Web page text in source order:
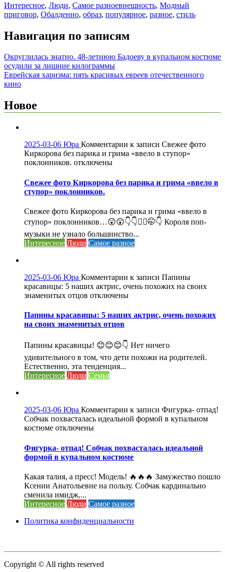
Интересное, Люди, Самое разноевнешность, Модный
приговор, Обалденно, образ, популярное, разное, стиль
Навигация по записям
Округлилась знатно. 48-летнюю Бадоеву в купальном костюме
осудили за лишние килограммы
Еврейская харизма: пять красивых евреев отечественного
кино
Новое
2025-03-06 Юра Комментарии к записи Свежее фото
Киркорова без парика и грима «ввело в ступор»
поклонников. отключены
Свежее фото Киркорова без парика и грима «ввело в
ступор» поклонников.
Свежее фото Киркорова без парика и грима «ввело в
ступор» поклонников…😲😲👇👇🤦‍♀️🤭👇 Короля поп-
музыки не узнало большинство...
Интересное Люди Самое разное
2025-03-06 Юра Комментарии к записи Папины
красавицы: 5 наших актрис, очень похожих на своих
знаменитых отцов отключены
Папины красавицы: 5 наших актрис, очень похожих
на своих знаменитых отцов
Папины красавицы! 😊😊😊👇 Нет ничего
удивительного в том, что дети похожи на родителей.
Естественно, эта тенденция...
Интересное Люди Семья
2025-03-06 Юра Комментарии к записи Фигурка- отпад!
Собчак похвасталась идеальной формой в купальном
костюме отключены
Фигурка- отпад! Собчак похвасталась идеальной
формой в купальном костюме
Какая талия, а пресс! Модель! 🔥🔥🔥 Замужество пошло
Ксении Анатольевне на пользу. Собчак кардинально
сменила имидж,...
Интересное Люди Самое разное
Политика конфиденциальности
Copyright © All rights reserved